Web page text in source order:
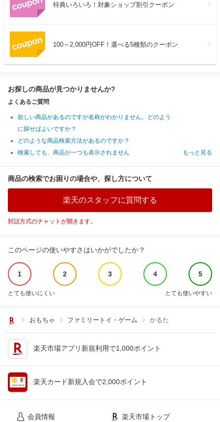
特典いろいろ！対象ショップ割引クーポン
100～2,000円OFF！選べる5種類のクーポン
お探しの商品が見つかりませんか?
よくあるご質問
欲しい商品があるのですが名称がわかりません。どのよう
に探せばよいですか？
どのような商品検索方法があるのですか？
検索しても、商品が一つも表示されません
もっと見る
商品の検索でお困りの場合や、探し方について
楽天のスタッフに質問する
対話方式のチャットが開きます。
このページの使いやすさはいかがでしたか？
1 2 3 4 5
とても使いにくい とても使いやすい
おもちゃ ファミリートイ・ゲーム かるた
楽天市場アプリ新規利用で1,000ポイント
楽天カード新規入会で2,000ポイント
会員情報 楽天市場トップ